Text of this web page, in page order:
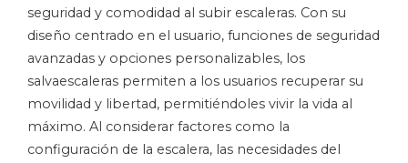
seguridad y comodidad al subir escaleras. Con su
diseño centrado en el usuario, funciones de seguridad
avanzadas y opciones personalizables, los
salvaescaleras permiten a los usuarios recuperar su
movilidad y libertad, permitiéndoles vivir la vida al
máximo. Al considerar factores como la
configuración de la escalera, las necesidades del